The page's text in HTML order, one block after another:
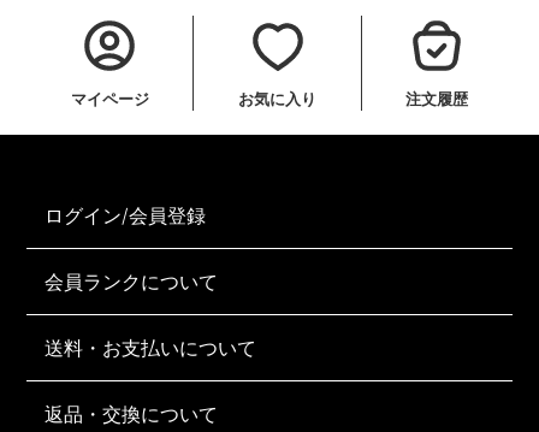
マイページ お気に入り 注文履歴
ログイン/会員登録
会員ランクについて
送料・お支払いについて
返品・交換について